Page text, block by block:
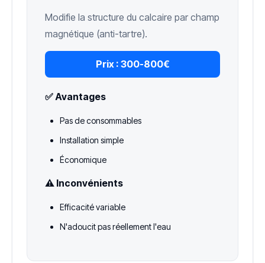
Modifie la structure du calcaire par champ
magnétique (anti-tartre).
Prix : 300-800€
✅ Avantages
Pas de consommables
Installation simple
Économique
⚠️ Inconvénients
Efficacité variable
N'adoucit pas réellement l'eau